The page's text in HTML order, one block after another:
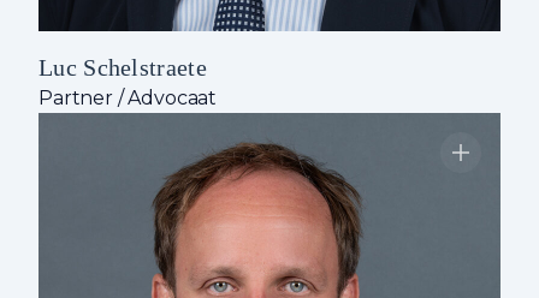
Luc Schelstraete
Partner / Advocaat